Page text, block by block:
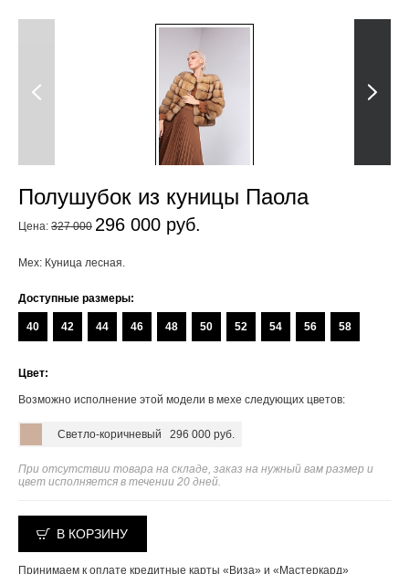
Previous Next
Полушубок из куницы Паола
Цена: 327 000 296 000 руб.
Мех: Куница лесная.
Доступные размеры:
40 42 44 46 48 50 52 54 56 58
Цвет:
Возможно исполнение этой модели в мехе следующих цветов:
Светло-коричневый 296 000 руб.
При отсутствии товара на складе, заказ на нужный вам размер и
цвет исполняется в течении 20 дней.
В КОРЗИНУ
Принимаем к оплате кредитные карты «Виза» и «Мастеркард»